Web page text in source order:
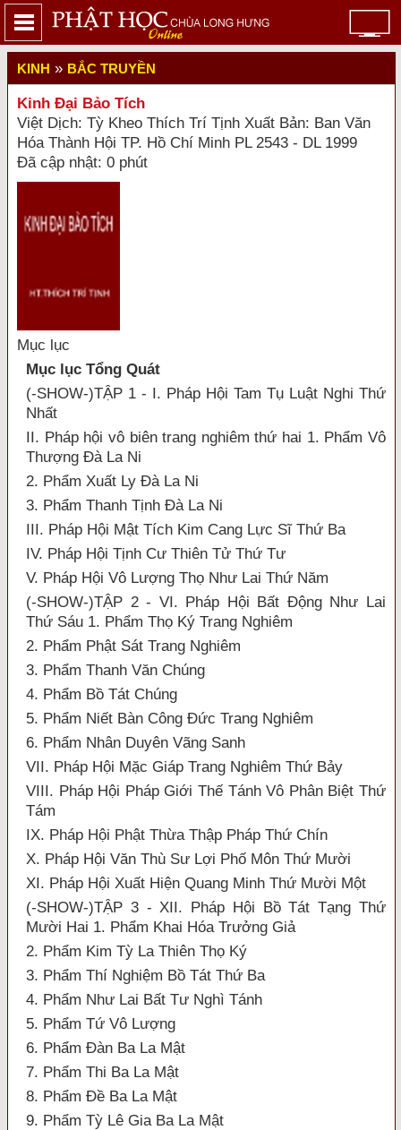
KINH » BẮC TRUYỀN
Kinh Đại Bảo Tích
Việt Dịch: Tỳ Kheo Thích Trí Tịnh Xuất Bản: Ban Văn
Hóa Thành Hội TP. Hồ Chí Minh PL 2543 - DL 1999
Đã cập nhật: 0 phút
Mục lục
Mục lục Tổng Quát
(-SHOW-)TẬP 1 - I. Pháp Hội Tam Tụ Luật Nghi Thứ
Nhất
II. Pháp hội vô biên trang nghiêm thứ hai 1. Phẩm Vô
Thượng Đà La Ni
2. Phẩm Xuất Ly Đà La Ni
3. Phẩm Thanh Tịnh Đà La Ni
III. Pháp Hội Mật Tích Kim Cang Lực Sĩ Thứ Ba
IV. Pháp Hội Tịnh Cư Thiên Tử Thứ Tư
V. Pháp Hội Vô Lượng Thọ Như Lai Thứ Năm
(-SHOW-)TẬP 2 - VI. Pháp Hội Bất Động Như Lai
Thứ Sáu 1. Phẩm Thọ Ký Trang Nghiêm
2. Phẩm Phật Sát Trang Nghiêm
3. Phẩm Thanh Văn Chúng
4. Phẩm Bồ Tát Chúng
5. Phẩm Niết Bàn Công Đức Trang Nghiêm
6. Phẩm Nhân Duyên Vãng Sanh
VII. Pháp Hội Mặc Giáp Trang Nghiêm Thứ Bảy
VIII. Pháp Hội Pháp Giới Thế Tánh Vô Phân Biệt Thứ
Tám
IX. Pháp Hội Phật Thừa Thập Pháp Thứ Chín
X. Pháp Hội Văn Thù Sư Lợi Phố Môn Thứ Mười
XI. Pháp Hội Xuất Hiện Quang Minh Thứ Mười Một
(-SHOW-)TẬP 3 - XII. Pháp Hội Bồ Tát Tạng Thứ
Mười Hai 1. Phẩm Khai Hóa Trưởng Giả
2. Phẩm Kim Tỳ La Thiên Thọ Ký
3. Phẩm Thí Nghiệm Bồ Tát Thứ Ba
4. Phẩm Như Lai Bất Tư Nghì Tánh
5. Phẩm Tứ Vô Lượng
6. Phẩm Đàn Ba La Mật
7. Phẩm Thi Ba La Mật
8. Phẩm Đề Ba La Mật
9. Phẩm Tỳ Lê Gia Ba La Mật